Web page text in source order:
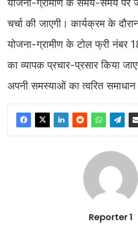
योजना-ग्रामीण के समय-समय पर
चर्चा की जाएगी। कार्यक्रम के
योजना-ग्रामीण के टोल फ्री
का व्यापक प्रचार-प्रसार किया
अपनी समस्याओं का त्वरित
Reporter 1